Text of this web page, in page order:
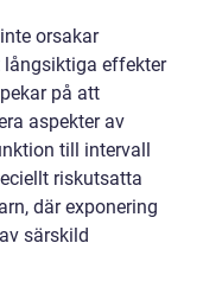
orsakar
långsiktiga effekter
på att
aspekter av
till intervall
riskutsatta
där exponering
särskild